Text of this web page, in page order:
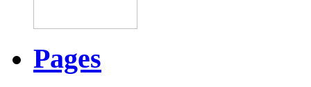
Pages